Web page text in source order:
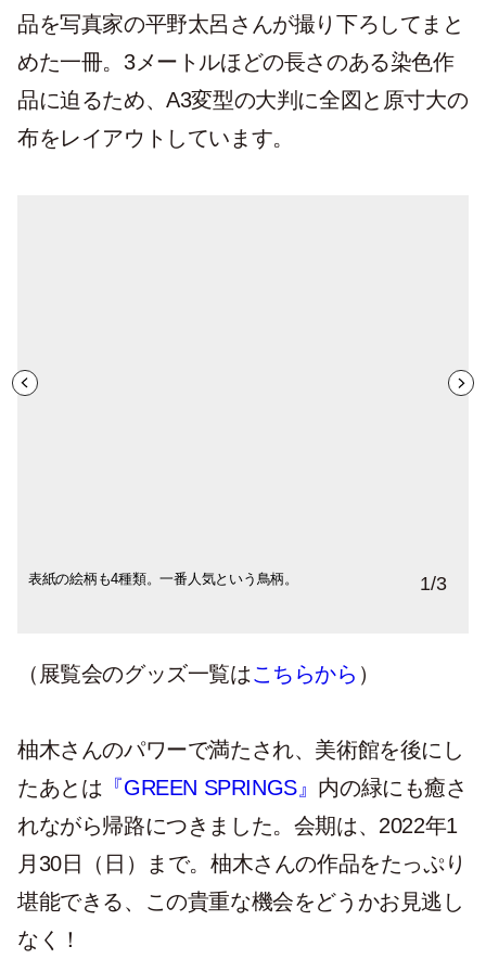
品を写真家の平野太呂さんが撮り下ろしてまと
めた一冊。3メートルほどの⻑さのある染⾊作
品に迫るため、A3変型の⼤判に全図と原⼨⼤の
布をレイアウトしています。
表紙の絵柄も4種類。一番人気という鳥柄。
原寸大が手に取って楽しめる。パラパラと
全168ページの大ボリューム。 1/3
（展覧会のグッズ一覧はこちらから ）
柚木さんのパワーで満たされ、美術館を後にし
たあとは 『GREEN SPRINGS』 内の緑にも癒さ
れながら帰路につきました。会期は、2022年1
月30日（日）まで。柚木さんの作品をたっぷり
堪能できる、この貴重な機会をどうかお見逃し
なく！